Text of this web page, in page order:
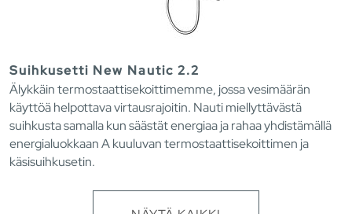
Suihkusetti New Nautic 2.2
Älykkäin termostaattisekoittimemme, jossa vesimäärän
käyttöä helpottava virtausrajoitin. Nauti miellyttävästä
suihkusta samalla kun säästät energiaa ja rahaa yhdistämällä
energialuokkaan A kuuluvan termostaattisekoittimen ja
käsisuihkusetin.